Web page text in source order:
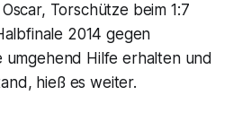
Torschütze beim 1:7
2014 gegen
umgehend Hilfe erhalten und
hieß es weiter.